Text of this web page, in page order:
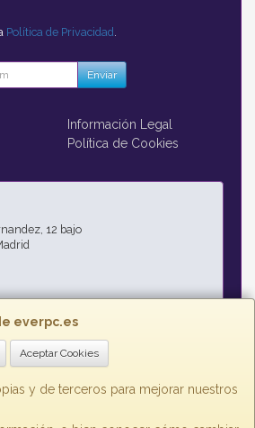
everpc.es
Aceptar Cookies
y de terceros para mejorar nuestros
Política de Privacidad
Enviar
Información Legal
Política de Cookies
12 bajo
a Jueves 09:00h - 19:00h, Viernes